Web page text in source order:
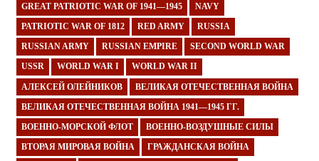
GREAT PATRIOTIC WAR OF 1941—1945 NAVY
PATRIOTIC WAR OF 1812 RED ARMY RUSSIA
RUSSIAN ARMY RUSSIAN EMPIRE SECOND WORLD WAR
USSR WORLD WAR I WORLD WAR II
АЛЕКСЕЙ ОЛЕЙНИКОВ ВЕЛИКАЯ ОТЕЧЕСТВЕННАЯ ВОЙНА
ВЕЛИКАЯ ОТЕЧЕСТВЕННАЯ ВОЙНА 1941—1945 ГГ.
ВОЕННО-МОРСКОЙ ФЛОТ ВОЕННО-ВОЗДУШНЫЕ СИЛЫ
ВТОРАЯ МИРОВАЯ ВОЙНА ГРАЖДАНСКАЯ ВОЙНА